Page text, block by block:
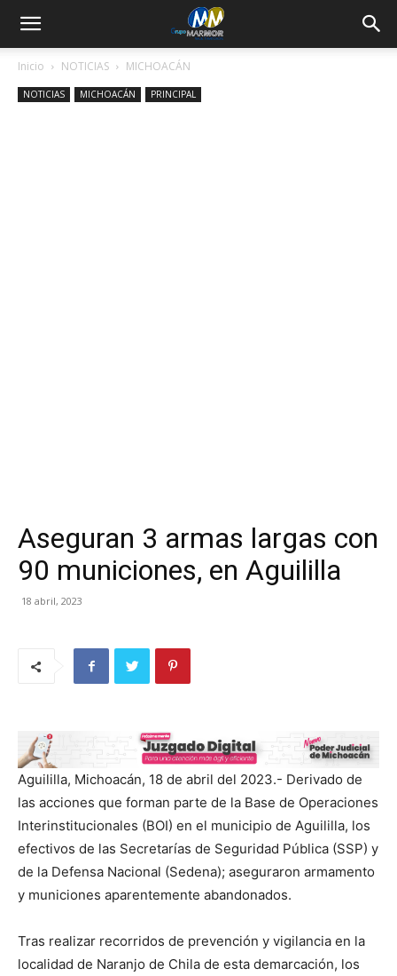
Inicio NOTICIAS MICHOACÁN
NOTICIAS MICHOACÁN PRINCIPAL
Aseguran 3 armas largas con
90 municiones, en Aguililla
18 abril, 2023
Aguililla, Michoacán, 18 de abril del 2023.- Derivado de
las acciones que forman parte de la Base de Operaciones
Interinstitucionales (BOI) en el municipio de Aguililla, los
efectivos de las Secretarías de Seguridad Pública (SSP) y
de la Defensa Nacional (Sedena); aseguraron armamento
y municiones aparentemente abandonados.
Tras realizar recorridos de prevención y vigilancia en la
localidad de Naranjo de Chila de esta demarcación, los